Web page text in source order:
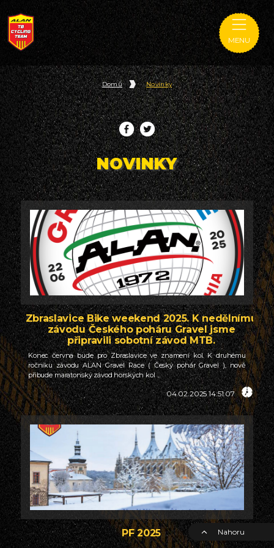
MENU
Domů Novinky
NOVINKY
Zbraslavice Bike weekend 2025. K nedělnímu
závodu Českého poháru Gravel jsme
připravili sobotní závod MTB.
Konec června bude pro Zbraslavice ve znamení kol. K druhému
ročníku závodu ALAN Gravel Race ( Český pohár Gravel ), nově
přibude maratonský závod horských kol ...
04.02.2025 14:51:07
PF 2025 Nahoru